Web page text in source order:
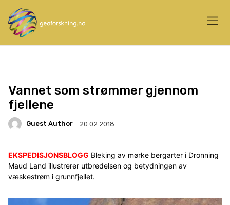
Vannet som strømmer gjennom
fjellene
Guest Author 20.02.2018
EKSPEDISJONSBLOGG Bleking av mørke bergarter i Dronning
Maud Land illustrerer utbredelsen og betydningen av
væskestrøm i grunnfjellet.